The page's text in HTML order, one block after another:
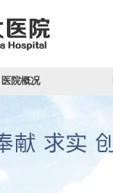
医院概况